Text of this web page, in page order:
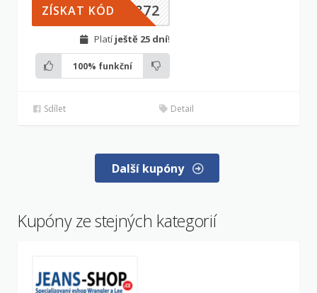
6872
ZÍSKAT KÓD
Platí ještě 25 dní!
100% funkční
Sdílet Detail
Další kupóny
Kupóny ze stejných kategorií